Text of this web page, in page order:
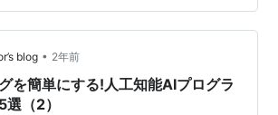
格安SIMの普及…
blog • 2年前
を簡単にする!人工知能AIプログラ
（2）